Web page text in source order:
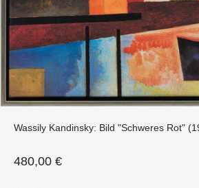
Wassily Kandinsky: Bild "Schweres Rot"
Angebot
480,00 €